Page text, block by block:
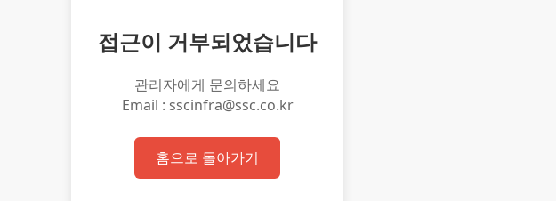
접근이 거부되었습니다
관리자에게 문의하세요
Email : sscinfra@ssc.co.kr
홈으로 돌아가기